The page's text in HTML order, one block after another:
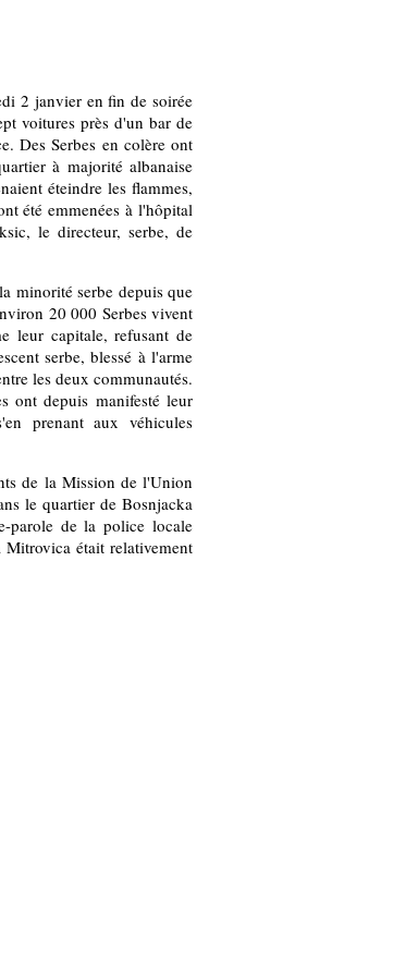
2 janvier en fin de soirée
voitures près d'un bar de
Des Serbes en colère ont
à majorité albanaise
éteindre les flammes,
été emmenées à l'hôpital
le directeur, serbe, de
minorité serbe depuis que
20 000 Serbes vivent
leur capitale, refusant de
serbe, blessé à l'arme
les deux communautés.
ont depuis manifesté leur
prenant aux véhicules
de la Mission de l'Union
le quartier de Bosnjacka
parole de la police locale
était relativement